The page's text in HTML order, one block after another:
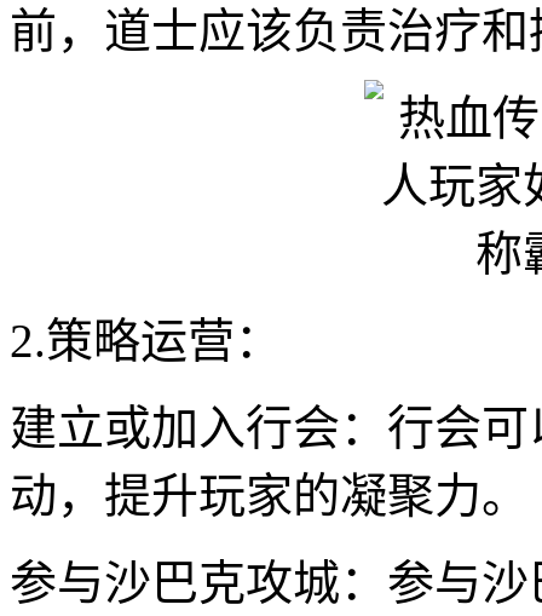
前，道士应该负责治疗和
2.策略运营：
建立或加入行会：行会
动，提升玩家的凝聚力。
参与沙巴克攻城：参与